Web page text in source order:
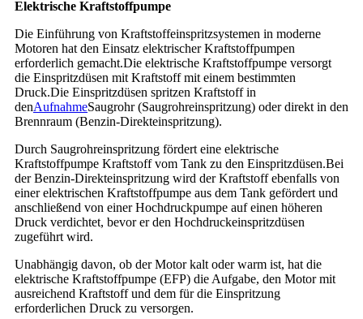
Elektrische Kraftstoffpumpe
Die Einführung von Kraftstoffeinspritzsystemen in moderne
Motoren hat den Einsatz elektrischer Kraftstoffpumpen
erforderlich gemacht.Die elektrische Kraftstoffpumpe versorgt
die Einspritzdüsen mit Kraftstoff mit einem bestimmten
Druck.Die Einspritzdüsen spritzen Kraftstoff in
denAufnahmeSaugrohr (Saugrohreinspritzung) oder direkt in den
Brennraum (Benzin-Direkteinspritzung).
Durch Saugrohreinspritzung fördert eine elektrische
Kraftstoffpumpe Kraftstoff vom Tank zu den Einspritzdüsen.Bei
der Benzin-Direkteinspritzung wird der Kraftstoff ebenfalls von
einer elektrischen Kraftstoffpumpe aus dem Tank gefördert und
anschließend von einer Hochdruckpumpe auf einen höheren
Druck verdichtet, bevor er den Hochdruckeinspritzdüsen
zugeführt wird.
Unabhängig davon, ob der Motor kalt oder warm ist, hat die
elektrische Kraftstoffpumpe (EFP) die Aufgabe, den Motor mit
ausreichend Kraftstoff und dem für die Einspritzung
erforderlichen Druck zu versorgen.